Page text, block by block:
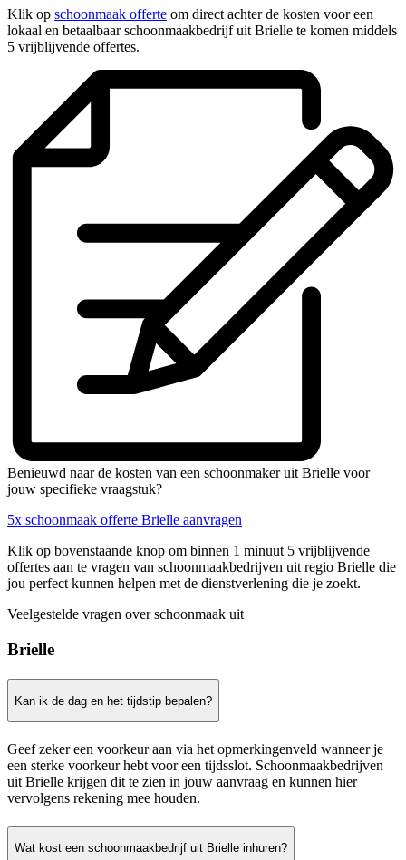
Klik op schoonmaak offerte om direct achter de kosten voor een
lokaal en betaalbaar schoonmaakbedrijf uit Brielle te komen middels
5 vrijblijvende offertes.
Benieuwd naar de kosten van een schoonmaker uit Brielle voor
jouw specifieke vraagstuk?
5x schoonmaak offerte Brielle aanvragen
Klik op bovenstaande knop om binnen 1 minuut 5 vrijblijvende
offertes aan te vragen van schoonmaakbedrijven uit regio Brielle die
jou perfect kunnen helpen met de dienstverlening die je zoekt.
Veelgestelde vragen over schoonmaak uit
Brielle
Kan ik de dag en het tijdstip bepalen?
Geef zeker een voorkeur aan via het opmerkingenveld wanneer je
een sterke voorkeur hebt voor een tijdsslot. Schoonmaakbedrijven
uit Brielle krijgen dit te zien in jouw aanvraag en kunnen hier
vervolgens rekening mee houden.
Wat kost een schoonmaakbedrijf uit Brielle inhuren?